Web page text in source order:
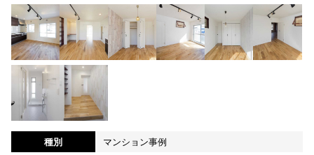
種別
マンション事例